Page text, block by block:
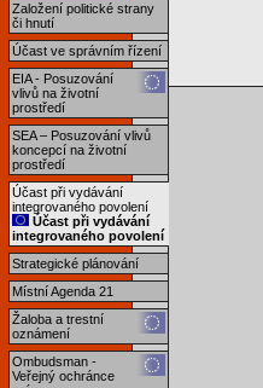
Založení politické strany
či hnutí
Účast ve správním řízení
EIA - Posuzování
vlivů na životní
prostředí
SEA – Posuzování vlivů
koncepcí na životní
prostředí
Účast při vydávání
integrovaného povolení
Účast při vydávání
integrovaného povolení
Strategické plánování
Místní Agenda 21
Žaloba a trestní
oznámení
Ombudsman -
Veřejný ochránce